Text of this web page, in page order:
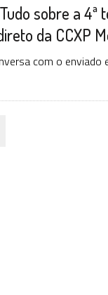
sobre a
da CCXP
com o enviado